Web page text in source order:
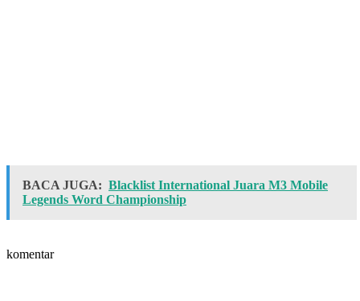
BACA JUGA: Blacklist International Juara M3 Mobile
Legends Word Championship
komentar